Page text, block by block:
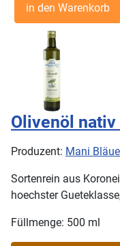
Olivenöl
Produzent: Mani Bläuel
Sortenrein aus
hoechster
Füllmenge: 500 ml